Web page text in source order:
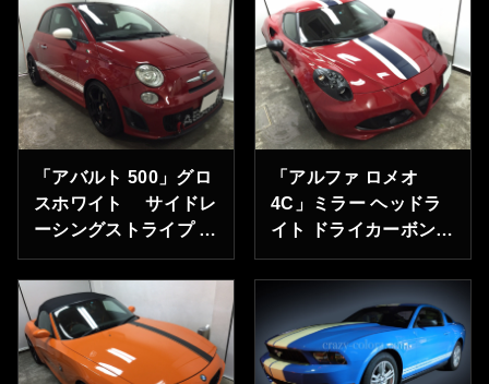
ニカラースタイル レー
シングストライプ 神
奈川県横浜市のＮ様あ
りがとうございます。
東京都中央区のＳ様あ
りがとうございます。
「アバルト 500」グロ
スホワイト サイドレ
ーシングストライプ サ
ソリマーク デカール
神奈川県愛甲郡のＯ
様ありがとうございま
す。
「アルファ ロメオ
4C」ミラー ヘッドラ
イト ドライカーボン
ラッピング レーシング
ストライプ アルファ
ロメオ ディーラー様よ
りご依頼承りました。